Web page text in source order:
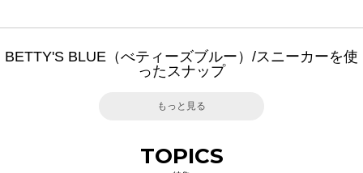
BETTY'S BLUE（べティーズブルー）/スニーカーを使
ったスナップ
もっと見る
TOPICS